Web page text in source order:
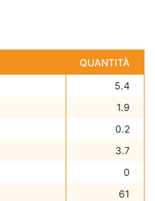
QUANTITÀ
5.4
1.9
0.2
3.7
0
61